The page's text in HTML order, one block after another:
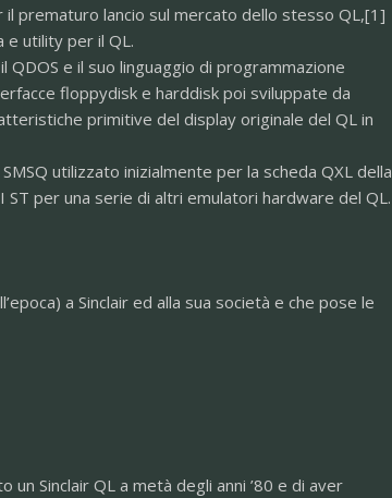
il prematuro lancio sul mercato dello stesso QL,[1]
e utility per il QL.
e il suo linguaggio di programmazione
floppydisk e harddisk poi sviluppate da
primitive del display originale del QL in
utilizzato inizialmente per la scheda QXL della
ST per una serie di altri emulatori hardware del QL.
a Sinclair ed alla sua società e che pose le
Sinclair QL a metà degli anni ’80 e di aver